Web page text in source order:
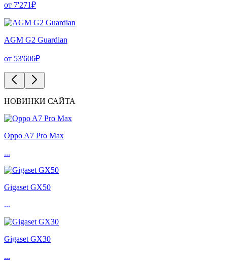
от 7'271₽
AGM G2 Guardian
от 53'606₽
НОВИНКИ САЙТА
Oppo A7 Pro Max
...
Gigaset GX50
...
Gigaset GX30
...